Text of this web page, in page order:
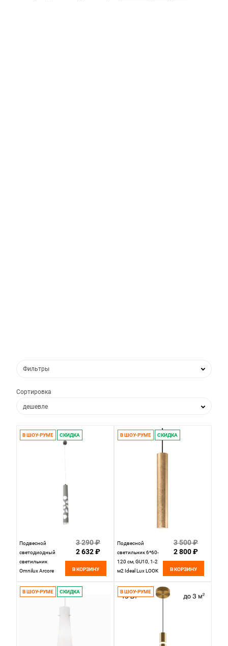
Фильтры
Сортировка
дешевле
по популярности
В ШОУ-РУМЕ СКИДКА
Подвесной
светодиодный
светильник
Omnilux Arcore
20W LED, 6000K,
серый
3 290 ₽
2 632 ₽
В КОРЗИНУ
В ШОУ-РУМЕ СКИДКА
Подвесной
светильник 6*60-
120 см, GU10, 1-2
м2 Ideal Lux LOOK
золото 141817
3 500 ₽
2 800 ₽
В КОРЗИНУ
В ШОУ-РУМЕ СКИДКА В ШОУ-РУМЕ